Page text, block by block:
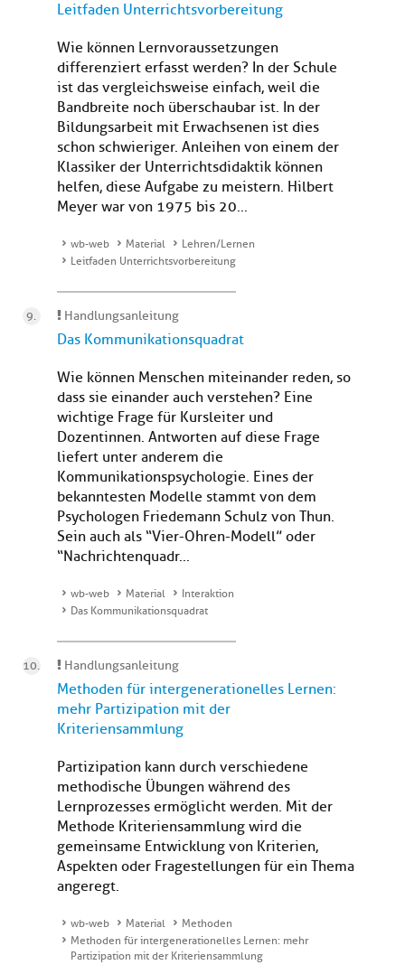
Leitfaden Unterrichtsvorbereitung
Wie können Lernvoraussetzungen
differenziert erfasst werden? In der Schule
ist das vergleichsweise einfach, weil die
Bandbreite noch überschaubar ist. In der
Bildungsarbeit mit Erwachsenen ist dies
schon schwieriger. Anleihen von einem der
Klassiker der Unterrichtsdidaktik können
helfen, diese Aufgabe zu meistern. Hilbert
Meyer war von 1975 bis 20...
wb-web Material
Lehren/Lernen
Leitfaden Unterrichtsvorbereitung
Handlungsanleitung
Das Kommunikationsquadrat
Wie können Menschen miteinander reden, so
dass sie einander auch verstehen? Eine
wichtige Frage für Kursleiter und
Dozentinnen. Antworten auf diese Frage
liefert unter anderem die
Kommunikationspsychologie. Eines der
bekanntesten Modelle stammt von dem
Psychologen Friedemann Schulz von Thun.
Sein auch als “Vier-Ohren-Modell” oder
“Nachrichtenquadr...
wb-web Material
Interaktion
Das Kommunikationsquadrat
Handlungsanleitung
Methoden für intergenerationelles Lernen:
mehr Partizipation mit der
Kriteriensammlung
Partizipation kann durch verschiedene
methodische Übungen während des
Lernprozesses ermöglicht werden. Mit der
Methode Kriteriensammlung wird die
gemeinsame Entwicklung von Kriterien,
Aspekten oder Fragestellungen für ein Thema
angeregt.
wb-web Material
Methoden
Methoden für intergenerationelles Lernen: mehr
Partizipation mit der Kriteriensammlung